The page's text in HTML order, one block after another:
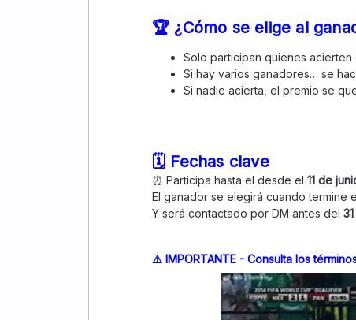
🏆 ¿Cómo se elige al
Solo participan quienes
Si hay varios ganadores… se
Si nadie acierta, el premio se
🗓️ Fechas clave
⏰ Participa hasta el desde el 11 de
El ganador se elegirá cuando termine
Y será contactado por DM antes del
⚠️ IMPORTANTE - Consulta los